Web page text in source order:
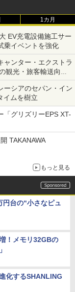
1カ月
EV充電設備施工サー
乗イベントを強化
ャンター・エクストラ
観光・旅客輸送向け
ーシアのセパン・イン
イムを樹立
「グリズリーEPS XT-
TAKANAWA
もっと見る
円台の“小さなピュ
！メモリ32GBの
化するSHANLING